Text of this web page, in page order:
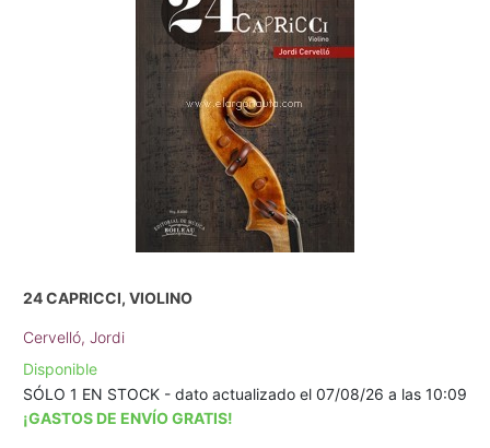
24 CAPRICCI, VIOLINO
Cervelló, Jordi
Disponible
SÓLO 1 EN STOCK - dato actualizado el 07/08/26 a las 10:09
¡GASTOS DE ENVÍO GRATIS!